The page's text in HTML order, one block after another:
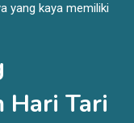
yang kaya memiliki
Hari Tari